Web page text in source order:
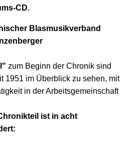
CD.
Blasmusikverband
zum Beginn der Chronik sind
1951 im Überblick zu sehen, mit
in der Arbeitsgemeinschaft
ist in acht